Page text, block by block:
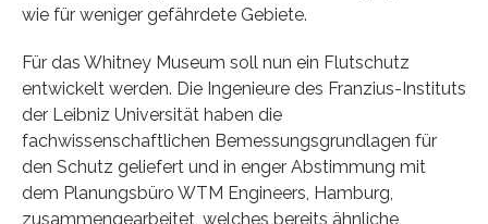
wie für weniger gefährdete Gebiete.
Für das Whitney Museum soll nun ein Flutschutz
entwickelt werden. Die Ingenieure des Franzius-Instituts
der Leibniz Universität haben die
fachwissenschaftlichen Bemessungsgrundlagen für
den Schutz geliefert und in enger Abstimmung mit
dem Planungsbüro WTM Engineers, Hamburg,
zusammengearbeitet, welches bereits ähnliche